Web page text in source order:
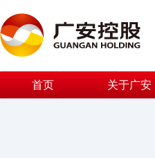
首页 关于广安